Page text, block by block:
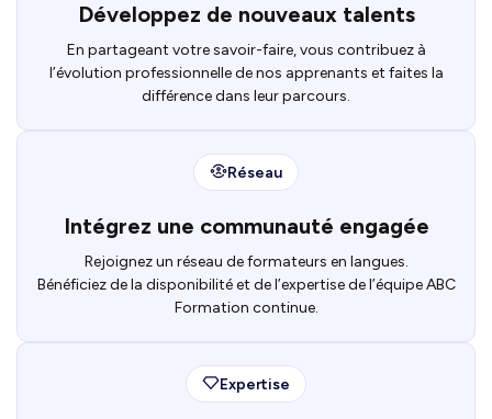
Développez de nouveaux talents
En partageant votre savoir-faire, vous contribuez à
l’évolution professionnelle de nos apprenants et faites la
différence dans leur parcours.
Réseau
Intégrez une communauté engagée
Rejoignez un réseau de formateurs en langues.
Bénéficiez de la disponibilité et de l’expertise de l’équipe ABC
Formation continue.
Expertise